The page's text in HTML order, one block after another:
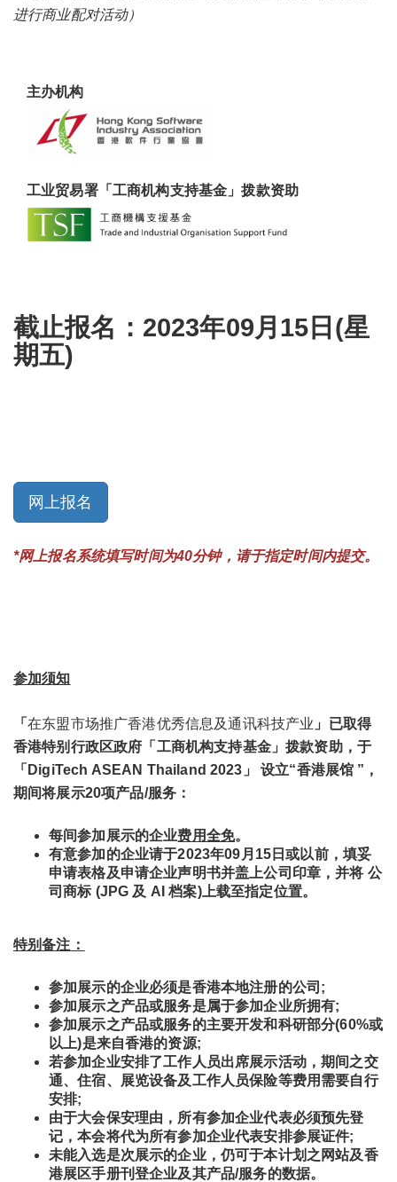
进行商业配对活动）
主办机构
工业贸易署「工商机构支持基金」拨款资助
截止报名： 2023年09月15 日 (星
期五)
网上报名
*网上报名系统填写时间为40分钟，请于指定时间内提交。
参加须知
「在东盟市场推广香港优秀信息及通讯科技产业 」已取得
香港特别行政区政府「工商机构支持基金」拨款资助，于
「 DigiTech ASEAN Thailand 2023 」 设立“香港展馆 ” ，
期间将展示20项产品/服务：
每间参加展示的企业费用全免。
有意参加的企业请于2023年09 月15 日或以前，填妥
申请表格及申请企业声明书并盖上公司印章，并将 公
司商标(JPG 及 AI档案)上载至指定位置。
特别备注：
参加展示的企业必须是香港本地注册的公司 ;
参加展示之产品或服务是属于参加企业所拥有;
参加展示之产品或服务的主要开发和科研部分(60%或
以上)是来自香港的资源;
若参加企业安排了工作人员出席展示活动，期间之交
通、住宿、展览设备及工作人员保险等费用需要自行
安排;
由于大会保安理由，所有参加企业代表必须预先登
记，本会将代为所有参加企业代表安排参展证件;
未能入选是次展示的企业，仍可于本计划之网站及香
港展区手册刊登企业及其产品/服务的数据。